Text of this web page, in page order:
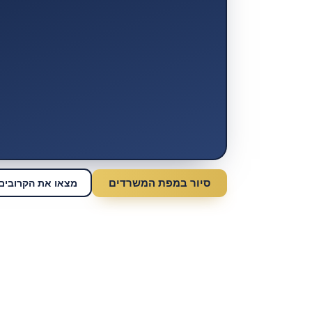
סיור במפת המשרדים מצאו את